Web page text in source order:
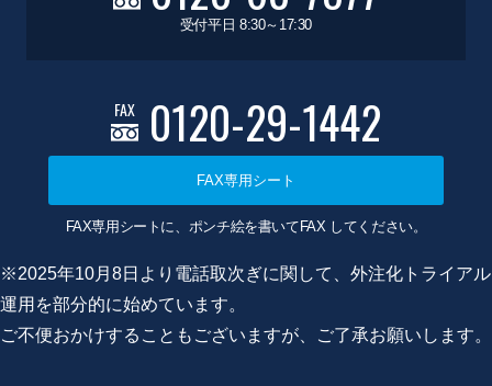
受付平日 8:30～17:30
FAX 0120-29-1442
FAX専用シート
FAX専用シートに、ポンチ絵を書いてFAX してください。
※2025年10月8日より電話取次ぎに関して、外注化トライアル
運用を部分的に始めています。
ご不便おかけすることもございますが、ご了承お願いします。